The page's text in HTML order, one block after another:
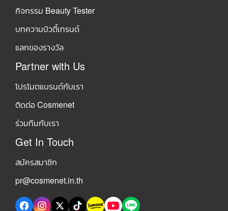
กิจกรรม Beauty Tester
บทความบิวตี้เทรนด์
แลกของรางวัล
Partner with Us
โปรโมตแบรนด์กับเรา
ติดต่อ Cosmenet
ร่วมทีมกับเรา
Get In Touch
สมัครสมาชิก
pr@cosmenet.in.th